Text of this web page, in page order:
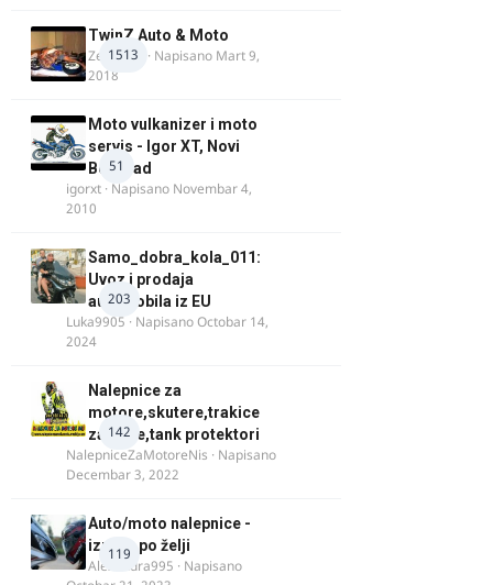
1513
TwinZ Auto & Moto
Zeljkamp · Napisano Mart 9,
2018
51
Moto vulkanizer i moto
servis - Igor XT, Novi
Beograd
igorxt · Napisano Novembar 4,
2010
203
Samo_dobra_kola_011:
Uvoz i prodaja
automobila iz EU
Luka9905 · NapisanoOctobar 14,
2024
142
Nalepnice za
motore,skutere,trakice
za felne,tank protektori
NalepniceZaMotoreNis · Napisano
Decembar 3, 2022
119
Auto/moto nalepnice -
izrada po želji
Alexandra995 · Napisano